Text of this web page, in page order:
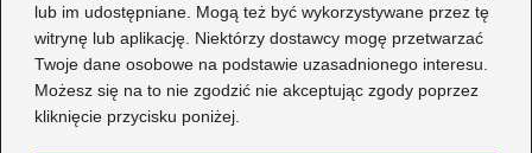
lub im udostępniane. Mogą też być wykorzystywane przez tę
witrynę lub aplikację. Niektórzy dostawcy mogę przetwarzać
Twoje dane osobowe na podstawie uzasadnionego interesu.
Możesz się na to nie zgodzić nie akceptując zgody poprzez
kliknięcie przycisku poniżej.
Inoa – Jak Farbować W Domu, Aby
Uzyskać Efekt Jak Z Salonu